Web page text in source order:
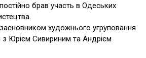
брав участь в Одеських
художнього угруповання
з Юрієм Сивириним та Андрієм